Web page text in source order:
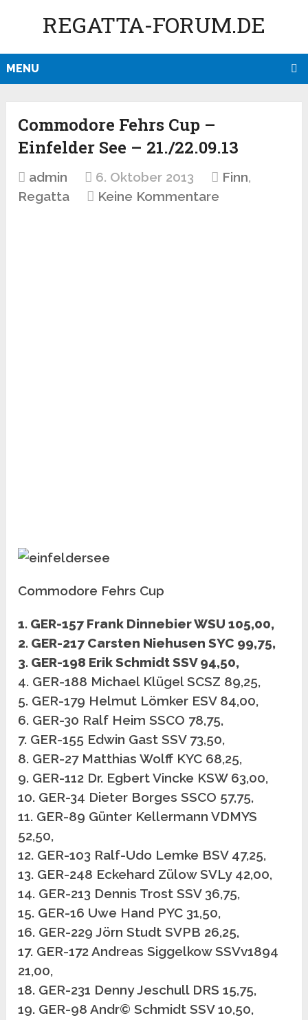
REGATTA-FORUM.DE
MENU
Commodore Fehrs Cup –
Einfelder See – 21./22.09.13
admin 6. Oktober 2013 Finn,
Regatta
Keine Kommentare
Commodore Fehrs Cup
1. GER-157 Frank Dinnebier WSU 105,00,
2. GER-217 Carsten Niehusen SYC 99,75,
3. GER-198 Erik Schmidt SSV 94,50,
4. GER-188 Michael Klügel SCSZ 89,25,
5. GER-179 Helmut Lömker ESV 84,00,
6. GER-30 Ralf Heim SSCO 78,75,
7. GER-155 Edwin Gast SSV 73,50,
8. GER-27 Matthias Wolff KYC 68,25,
9. GER-112 Dr. Egbert Vincke KSW 63,00,
10. GER-34 Dieter Borges SSCO 57,75,
11. GER-89 Günter Kellermann VDMYS
52,50,
12. GER-103 Ralf-Udo Lemke BSV 47,25,
13. GER-248 Eckehard Zülow SVLy 42,00,
14. GER-213 Dennis Trost SSV 36,75,
15. GER-16 Uwe Hand PYC 31,50,
16. GER-229 Jörn Studt SVPB 26,25,
17. GER-172 Andreas Siggelkow SSVv1894
21,00,
18. GER-231 Denny Jeschull DRS 15,75,
19. GER-98 Andr© Schmidt SSV 10,50,